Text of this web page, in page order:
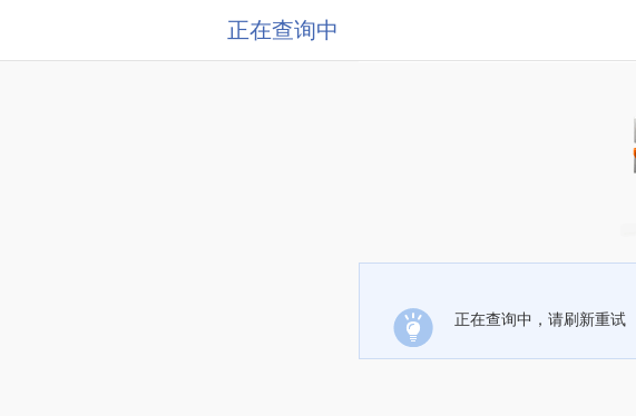
正在查询中
正在查询中，请刷新重试